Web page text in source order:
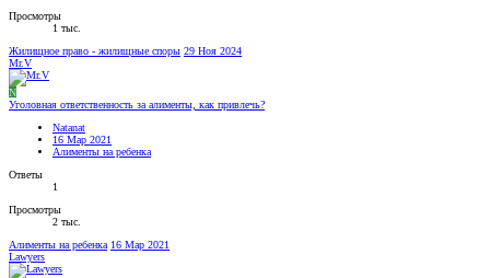
Просмотры
1 тыс.
Жилищное право - жилищные споры 29 Ноя 2024
Mr.V
N
Уголовная ответственность за алименты, как привлечь?
Natanat
16 Мар 2021
Алименты на ребенка
Ответы
1
Просмотры
2 тыс.
Алименты на ребенка 16 Мар 2021
Lawyers